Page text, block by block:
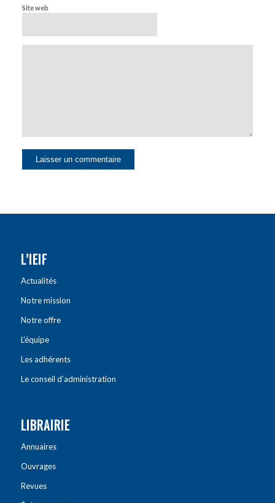
Site web
L’IEIF
Actualités
Notre mission
Notre offre
L’équipe
Les adhérents
Le conseil d’administration
LIBRAIRIE
Annuaires
Ouvrages
Revues